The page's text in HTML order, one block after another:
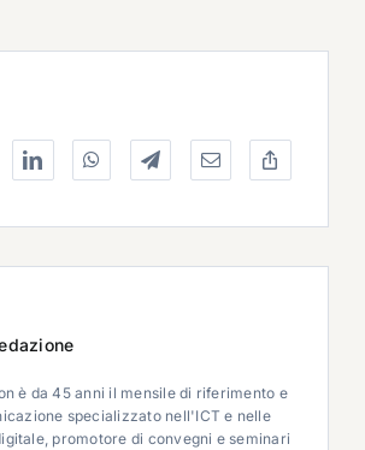
è da 45 anni il mensile di riferimento e
specializzato nell'ICT e nelle
promotore di convegni e seminari